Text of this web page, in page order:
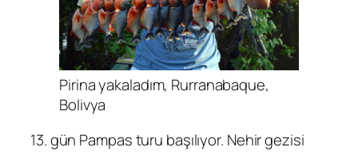
Pirina yakaladım, Rurranabaque,
Bolivya
13. gün Pampas turu başılıyor. Nehir gezisi